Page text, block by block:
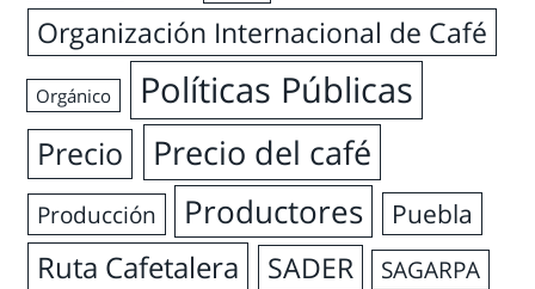
Organización Internacional de Café
Orgánico Políticas Públicas
Precio Precio del café
Producción Productores Puebla
Ruta Cafetalera SADER SAGARPA